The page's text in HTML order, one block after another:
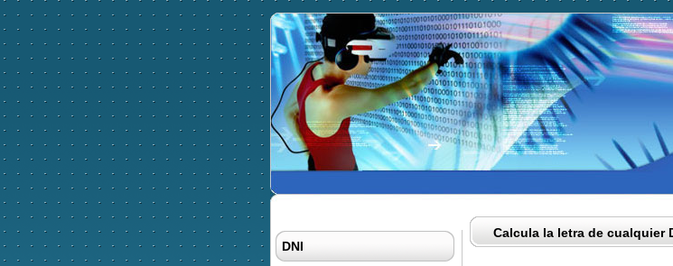
Calcula la letra de cualquier
DNI